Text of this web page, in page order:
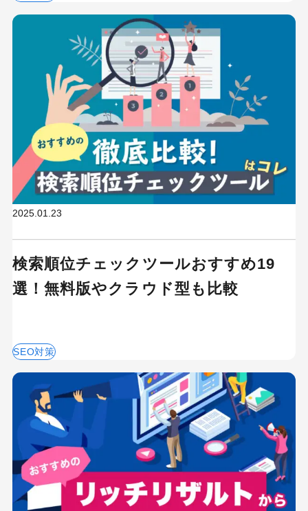
検索する
人気のキーワード
Googleアナリティクス
Google広告
2025.01.23
検索順位チェックツールおすすめ19
選！無料版やクラウド型も比較
SEO対策